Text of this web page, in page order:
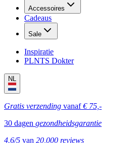
Accessoires
Cadeaus
Sale
Inspiratie
PLNTS Dokter
NL
Gratis verzending vanaf€ 75,-
30 dagen gezondheidsgarantie
4.6/5 van 20,000 reviews